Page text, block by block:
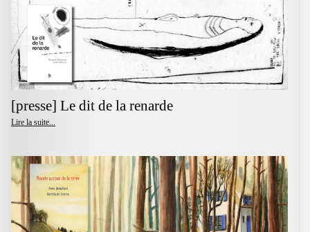
[presse] Le dit de la renarde
Lire la suite...